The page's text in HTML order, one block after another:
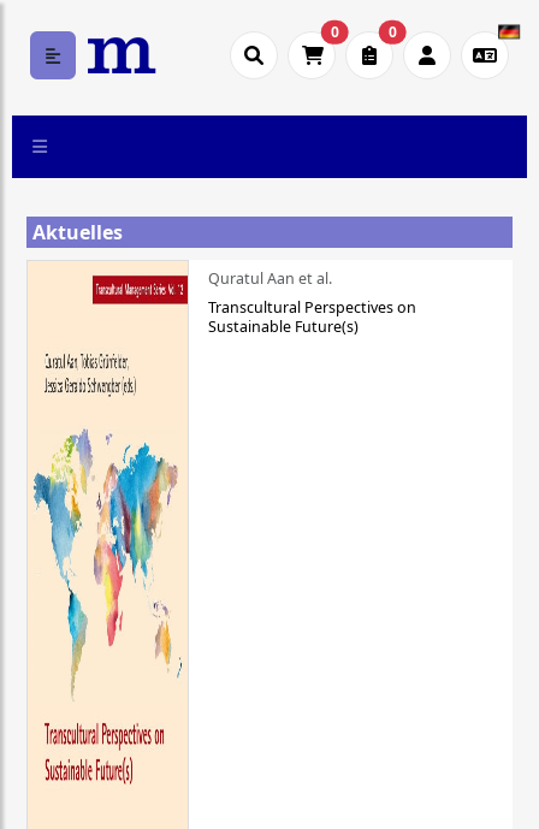
0 0
Aktuelles
Quratul Aan et al.
Transcultural Perspectives on
Sustainable Future(s)